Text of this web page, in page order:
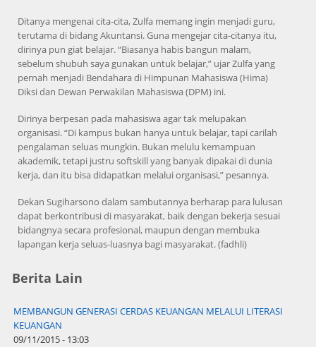
Ditanya mengenai cita-cita, Zulfa memang ingin menjadi guru,
terutama di bidang Akuntansi. Guna mengejar cita-citanya itu,
dirinya pun giat belajar. “Biasanya habis bangun malam,
sebelum shubuh saya gunakan untuk belajar,” ujar Zulfa yang
pernah menjadi Bendahara di Himpunan Mahasiswa (Hima)
Diksi dan Dewan Perwakilan Mahasiswa (DPM) ini.
Dirinya berpesan pada mahasiswa agar tak melupakan
organisasi. “Di kampus bukan hanya untuk belajar, tapi carilah
pengalaman seluas mungkin. Bukan melulu kemampuan
akademik, tetapi justru softskill yang banyak dipakai di dunia
kerja, dan itu bisa didapatkan melalui organisasi,” pesannya.
Dekan Sugiharsono dalam sambutannya berharap para lulusan
dapat berkontribusi di masyarakat, baik dengan bekerja sesuai
bidangnya secara profesional, maupun dengan membuka
lapangan kerja seluas-luasnya bagi masyarakat. (fadhli)
Berita Lain
MEMBANGUN GENERASI CERDAS KEUANGAN MELALUI LITERASI
KEUANGAN
09/11/2015 - 13:03